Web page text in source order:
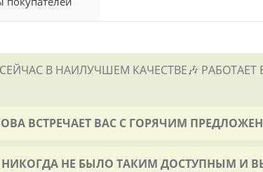
В НАИЛУЧШЕМ КАЧЕСТВЕ🎶 РАБОТАЕТ
ВСТРЕЧАЕТ ВАС С ГОРЯЧИМ
НИКОГДА НЕ БЫЛО ТАКИМ ДОСТУПНЫМ И